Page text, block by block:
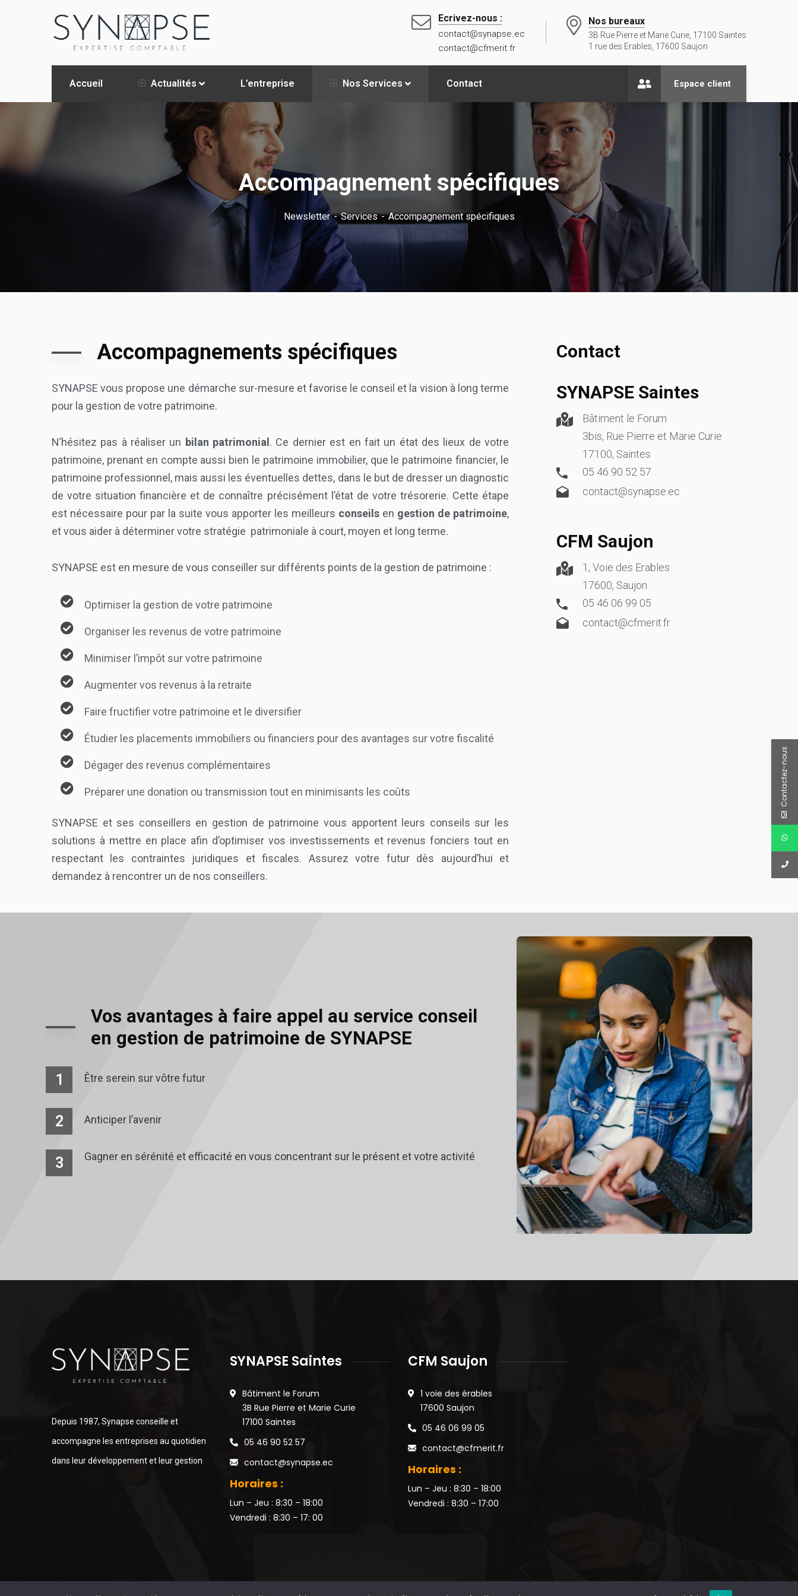
Ecrivez-nous :
contact@synapse.ec
contact@cfmerit.fr
Nos bureaux
3B Rue Pierre et Marie Curie, 17100 Saintes
1 rue des Erables, 17600 Saujon
Accueil Actualités L’entreprise Nos Services Contact Espace client
Accompagnement spécifiques
Newsletter Services Accompagnement spécifiques
Accompagnements spécifiques
SYNAPSE vous propose une démarche sur-mesure et favorise le conseil et la vision à long terme
pour la gestion de votre patrimoine.
N’hésitez pas à réaliser un bilan patrimonial . Ce dernier est en fait un état des lieux de votre
patrimoine, prenant en compte aussi bien le patrimoine immobilier, que le patrimoine financier, le
patrimoine professionnel, mais aussi les éventuelles dettes, dans le but de dresser un diagnostic
de votre situation financière et de connaître précisément l’état de votre trésorerie. Cette étape
est nécessaire pour par la suite vous apporter les meilleurs conseils en gestion de patrimoine,
et vous aider à déterminer votre stratégie patrimoniale à court, moyen et long terme.
SYNAPSE est en mesure de vous conseiller sur différents points de la gestion de patrimoine :
Optimiser la gestion de votre patrimoine
Organiser les revenus de votre patrimoine
Minimiser l’impôt sur votre patrimoine
Augmenter vos revenus à la retraite
Faire fructifier votre patrimoine et le diversifier
Étudier les placements immobiliers ou financiers pour des avantages sur votre fiscalité
Dégager des revenus complémentaires
Préparer une donation ou transmission tout en minimisants les coûts
SYNAPSE et ses conseillers en gestion de patrimoine vous apportent leurs conseils sur les
solutions à mettre en place afin d’optimiser vos investissements et revenus fonciers tout en
respectant les contraintes juridiques et fiscales. Assurez votre futur dès aujourd’hui et
demandez à rencontrer un de nos conseillers.
Contact
SYNAPSE Saintes
Bâtiment le Forum
3bis, Rue Pierre et Marie Curie
17100, Saintes
05 46 90 52 57
contact@synapse.ec
CFM Saujon
1, Voie des Erables
17600, Saujon
05 46 06 99 05
contact@cfmerit.fr
Vos avantages à faire appel au service conseil
en gestion de patrimoine de SYNAPSE
1 Être serein sur vôtre futur
2 Anticiper l’avenir
3 Gagner en sérénité et efficacité en vous concentrant sur le présent et votre activité
Depuis 1987, Synapse conseille et
accompagne les entreprises au quotidien
dans leur développement et leur gestion
SYNAPSE Saintes
Bâtiment le Forum
3B Rue Pierre et Marie Curie
17100 Saintes
05 46 90 52 57
contact@synapse.ec
Horaires :
Lun – Jeu : 8:30 – 18:00
Vendredi : 8:30 – 17: 00
CFM Saujon
1 voie des érables
17600 Saujon
05 46 06 99 05
contact@cfmerit.fr
Horaires :
Lun – Jeu : 8:30 – 18:00
Vendredi : 8:30 – 17:00
Contactez-nous